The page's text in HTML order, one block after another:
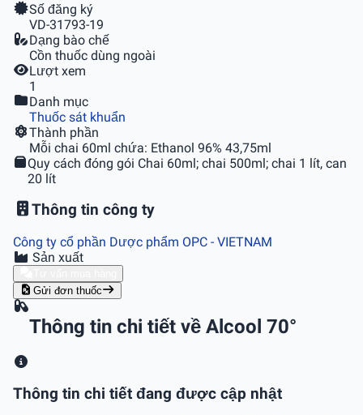
Số đăng ký
VD-31793-19
Dạng bào chế
Cồn thuốc dùng ngoài
Lượt xem
1
Danh mục
Thuốc sát khuẩn
Thành phần
Mỗi chai 60ml chứa: Ethanol 96% 43,75ml
Quy cách đóng gói Chai 60ml; chai 500ml; chai 1 lít, can
20 lít
Thông tin công ty
Công ty cổ phần Dược phẩm OPC - VIETNAM
Sản xuất
Gửi đơn thuốc
Thông tin chi tiết về Alcool 70°
Thông tin chi tiết đang được cập nhật